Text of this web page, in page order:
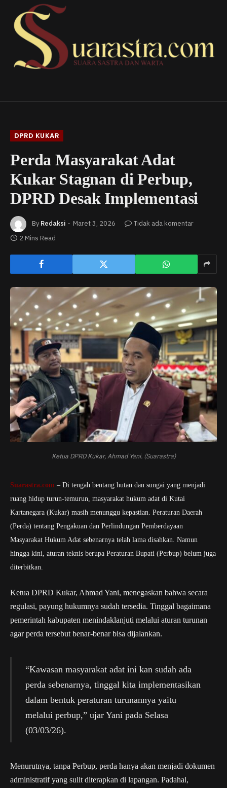
DPRD KUKAR
Perda Masyarakat Adat
Kukar Stagnan di Perbup,
DPRD Desak Implementasi
By Redaksi Maret 3, 2026
Tidak ada komentar
2 Mins Read
Ketua DPRD Kukar, Ahmad Yani. (Suarastra)
Suarastra.com – Di tengah bentang hutan dan sungai yang menjadi
ruang hidup turun-temurun, masyarakat hukum adat di Kutai
Kartanegara (Kukar) masih menunggu kepastian. Peraturan Daerah
(Perda) tentang Pengakuan dan Perlindungan Pemberdayaan
Masyarakat Hukum Adat sebenarnya telah lama disahkan. Namun
hingga kini, aturan teknis berupa Peraturan Bupati (Perbup) belum juga
diterbitkan.
Ketua DPRD Kukar, Ahmad Yani, menegaskan bahwa secara
regulasi, payung hukumnya sudah tersedia. Tinggal bagaimana
pemerintah kabupaten menindaklanjuti melalui aturan turunan
agar perda tersebut benar-benar bisa dijalankan.
“Kawasan masyarakat adat ini kan sudah ada
perda sebenarnya, tinggal kita implementasikan
dalam bentuk peraturan turunannya yaitu
melalui perbup,” ujar Yani pada Selasa
(03/03/26).
Menurutnya, tanpa Perbup, perda hanya akan menjadi dokumen
administratif yang sulit diterapkan di lapangan. Padahal,